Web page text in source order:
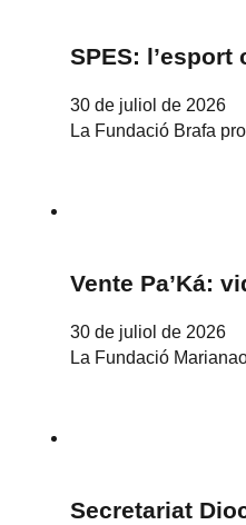
SPES:
30 de juliol de 2026
La Fundació Brafa
Vente Pa’Ká:
30 de juliol de 2026
La Fundació
Secretariat